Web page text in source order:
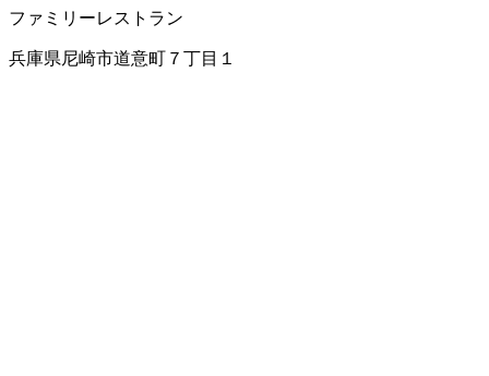
ファミリーレストラン
兵庫県尼崎市道意町７丁目１